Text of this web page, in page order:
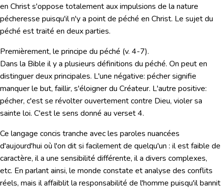
en Christ s'oppose totalement aux impulsions de la nature
pécheresse puisqu'il n'y a point de péché en Christ. Le sujet du
péché est traité en deux parties.
Premièrement, le principe du péché (v. 4-7).
Dans la Bible il y a plusieurs définitions du péché. On peut en
distinguer deux principales. L'une négative: pécher signifie
manquer le but, faillir, s'éloigner du Créateur. L'autre positive:
pécher, c'est se révolter ouvertement contre Dieu, violer sa
sainte loi. C'est le sens donné au verset 4.
Ce langage concis tranche avec les paroles nuancées
d'aujourd'hui où l'on dit si facilement de quelqu'un : il est faible de
caractère, il a une sensibilité différente, il a divers complexes,
etc. En parlant ainsi, le monde constate et analyse des conflits
réels, mais il affaiblit la responsabilité de l'homme puisqu'il bannit